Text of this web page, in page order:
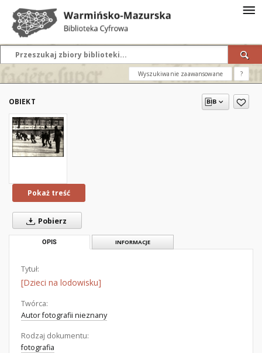
Wyszukiwanie zaawansowane ?
OBIEKT
Pokaż treść
Pobierz
OPIS INFORMACJE
Tytuł:
[Dzieci na lodowisku]
Twórca:
Autor fotografii nieznany
Rodzaj dokumentu:
fotografia